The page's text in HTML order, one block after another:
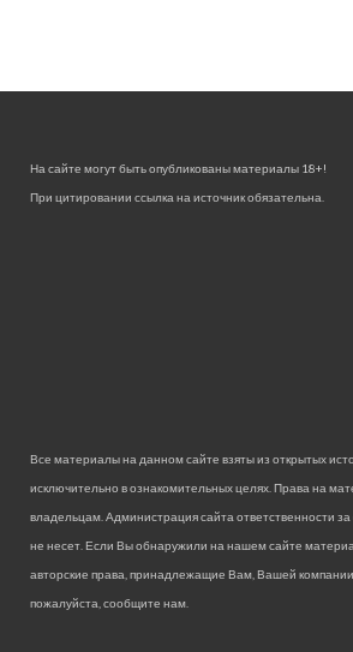
На сайте могут быть опубликованы материалы 18+!
При цитировании ссылка на источник обязательна.
Все материалы на данном сайте взяты из открытых
исключительно в ознакомительных целях. Права на
владельцам. Администрация сайта ответственности
не несет. Если Вы обнаружили на нашем сайте
авторские права, принадлежащие Вам, Вашей
пожалуйста, сообщите нам.